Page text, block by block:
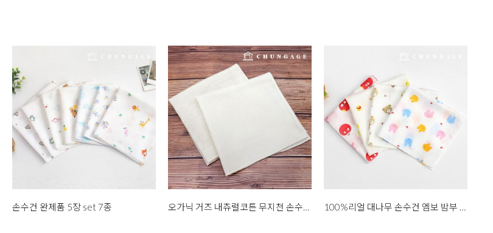
손수건 완제품 5장 set 7종 오가닉 거즈 내츄럴코튼 무지천 손수건 퓨리 2종 100%리얼 대나무 손수건 엠보 밤부 소프티 4종